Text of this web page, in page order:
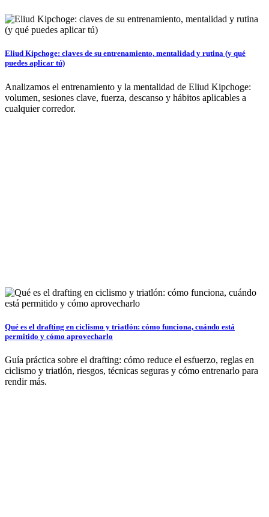
Eliud Kipchoge: claves de su entrenamiento, mentalidad y rutina (y qué
puedes aplicar tú)
Analizamos el entrenamiento y la mentalidad de Eliud Kipchoge:
volumen, sesiones clave, fuerza, descanso y hábitos aplicables a
cualquier corredor.
Qué es el drafting en ciclismo y triatlón: cómo funciona, cuándo está
permitido y cómo aprovecharlo
Guía práctica sobre el drafting: cómo reduce el esfuerzo, reglas en
ciclismo y triatlón, riesgos, técnicas seguras y cómo entrenarlo para
rendir más.